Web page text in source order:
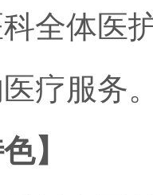
体医护
疗服务
】